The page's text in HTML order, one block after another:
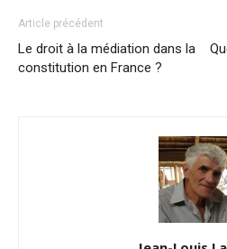
Article précédent
Le droit à la médiation dans la
constitution en France ?